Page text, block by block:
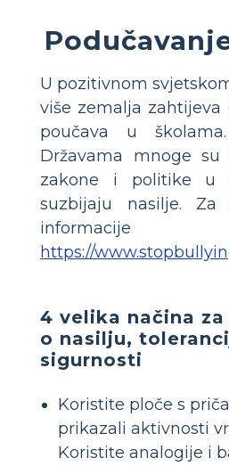
U pozitivnom
više zemalja zahtijeva
poučava u
Državama mnoge
zakone i politike u
suzbijaju nasilje.
informacije
https://
4 velika načina
o nasilju,
sigurnosti
Koristite ploče s
prikazali aktivnosti
Koristite analogije i